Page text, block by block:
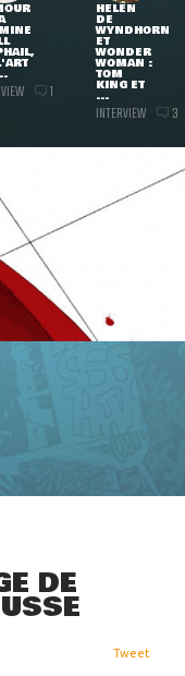
1
HELEN
DE
WYNDHORN
ET
WONDER
WOMAN :
TOM
KING ET
...
INTERVIEW 3
DE
Tweet